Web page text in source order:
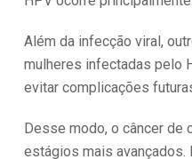
Além da infecção viral,
mulheres infectadas pelo
evitar complicações
Desse modo, o câncer de
estágios mais avançados.